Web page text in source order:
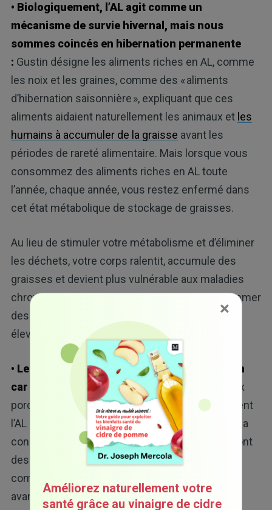
• Biologiquement, l’AL agit comme un
mécanisme de survie hivernal, mais nous
sommes coincés en hibernation permanente
: Gustin désigne les aliments riches en AL, comme
les noix et les graines, comme des « aliments
d’hibernation saisonnière », expliquant que ces
aliments aidaient naturellement les animaux et les
humains à accumuler de la graisse avant les
périodes de rareté alimentaire. Mais lorsque vous
consommez des aliments riches en AL toute
l’année, chaque année, vous restez enfermé dans
cet état métabolique de stockage de graisses.
Au lieu de stimuler votre métabolisme et d’éliminer
les déchets, votre corps ralentit, accumule des
graisses et devient plus vulnérable aux maladies
chroniques. Je ne recommande pas de consommer
des noix et des graines en raison de leur teneur
élevée en AL.
• Les animaux ruminants offrent une solution
car ils ne stockent pas l’AL :
Contrairement aux
porcs, poulets ou poissons d’élevage, qui stockent
l’AL dans leurs graisses exactement comme ils la
consomment, les vaches, moutons et bisons sont
des ruminants avec un estomac à plusieurs
compartiments qui fermentent et dégradent l’AL
avant qu’elle n’atteigne leurs tissus.
×
Améliorez naturellement votre
santé grâce au vinaigre de cidre